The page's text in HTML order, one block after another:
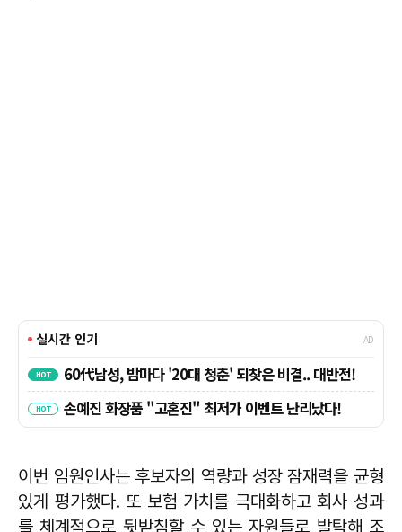
이번 임원인사는 후보자의 역량과 성장 잠재력을 균형
있게 평가했다. 또 보험 가치를 극대화하고 회사 성과
를 체계적으로 뒷받침할 수 있는 자원들로 발탁해 조